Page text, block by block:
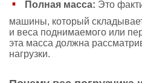
Полная масса: Это
машины, который
и веса поднимаемого или
эта масса должна
нагрузки.